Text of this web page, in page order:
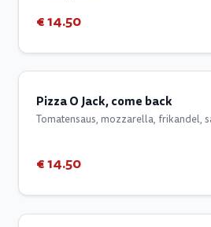
€ 14.50
Pizza O Jack, come back
Tomatensaus, mozzarella, frikandel,
€ 14.50